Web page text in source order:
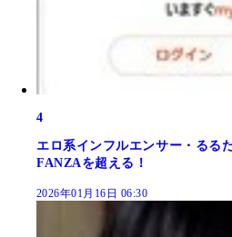
4
エロ系インフルエンサー・る
FANZAを超える！
2026年01月16日 06:30